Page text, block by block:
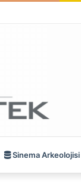
Sinema Arkeolojisi